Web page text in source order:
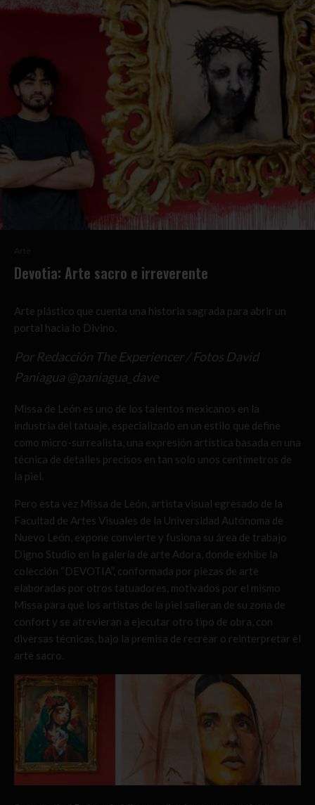
Devotia: Arte sacro e irreverente
Arte plástico que cuenta una historia sagrada para abrir un
portal hacia lo Divino.
Por Redacción The Experiencer / Fotos David
Paniagua @paniagua_dave
Missa de León es uno de los talentos mexicanos en la
industria del tatuaje, especializado en un estilo que define
como micro-surrealista, una expresión artística basada en una
técnica de detalles precisos en tan solo unos centímetros de
la piel.
Pero esta vez Missa de León, artista visual egresado de la
Facultad de Artes Visuales de la Universidad Autónoma de
Nuevo León, expone convierte y fusiona su área de trabajo
Digno Studio en la galería de arte Adora, donde exhibe la
colección “DEVOTIA”, conformada por piezas de arte
elaboradas por otros tatuadores, motivados por el mismo
Missa para que los artistas de la piel salieran de su zona de
confort y se atrevieran a ejecutar otro tipo de obra, con
diversas técnicas, bajo la premisa de recrear o reinterpretar el
arte sacro.